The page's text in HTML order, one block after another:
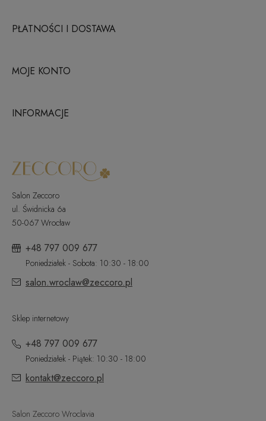
PŁATNOŚCI I DOSTAWA
MOJE KONTO
INFORMACJE
Salon Zeccoro
ul. Świdnicka 6a
50-067 Wrocław
+48 797 009 677
Poniedziałek - Sobota: 10:30 - 18:00
salon.wroclaw@zeccoro.pl
Sklep internetowy
+48 797 009 677
Poniedziałek - Piątek: 10:30 - 18:00
kontakt@zeccoro.pl
Salon Zeccoro Wroclavia